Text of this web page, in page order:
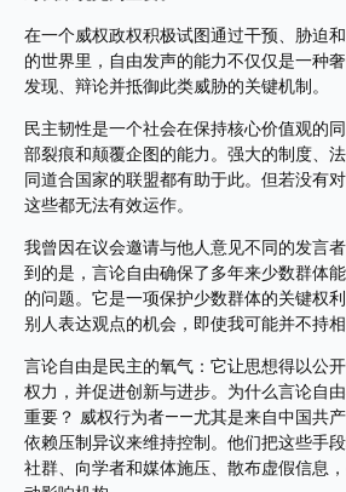
在一个威权政权积极试图通过干预、胁迫
的世界里，自由发声的能力不仅仅是一种
发现、辩论并抵御此类威胁的关键机制。
民主韧性是一个社会在保持核心价值观的
部裂痕和颠覆企图的能力。强大的制度、
同道合国家的联盟都有助于此。但若没有
这些都无法有效运作。
我曾因在议会邀请与他人意见不同的发言
到的是，言论自由确保了多年来少数群体
的问题。它是一项保护少数群体的关键权
别人表达观点的机会，即使我可能并不持相
言论自由是民主的氧气：它让思想得以公
权力，并促进创新与进步。为什么言论自
重要？ 威权行为者——尤其是来自中国共
依赖压制异议来维持控制。他们把这些手
社群、向学者和媒体施压、散布虚假信息